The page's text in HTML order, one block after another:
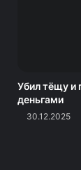
Убил тёщу и
деньгами
30.12.2025